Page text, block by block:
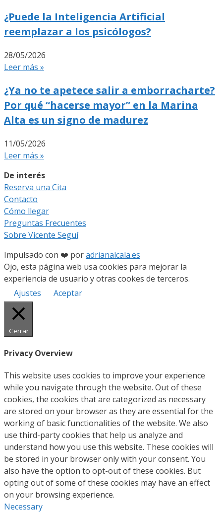
¿Puede la Inteligencia Artificial
reemplazar a los psicólogos?
28/05/2026
Leer más »
¿Ya no te apetece salir a emborracharte?
Por qué “hacerse mayor” en la Marina
Alta es un signo de madurez
11/05/2026
Leer más »
De interés
Reserva una Cita
Contacto
Cómo llegar
Preguntas Frecuentes
Sobre Vicente Seguí
Impulsado con ❤️ poradrianalcala.es
Ojo, esta página web usa cookies para mejorar la
experiencia de usuario y otras cookes de terceros.
Ajustes
Aceptar
Cerrar
Privacy Overview
This website uses cookies to improve your experience
while you navigate through the website. Out of these
cookies, the cookies that are categorized as necessary
are stored on your browser as they are essential for the
working of basic functionalities of the website. We also
use third-party cookies that help us analyze and
understand how you use this website. These cookies will
be stored in your browser only with your consent. You
also have the option to opt-out of these cookies. But
opting out of some of these cookies may have an effect
on your browsing experience.
Necessary